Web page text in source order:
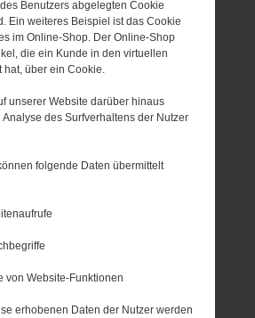
Benutzers abgelegten Cookie
Ein weiteres Beispiel ist das Cookie
im Online-Shop. Der Online-Shop
die ein Kunde in den virtuellen
hat, über ein Cookie.
unserer Website darüber hinaus
des Surfverhaltens der Nutzer
folgende Daten übermittelt
von Website-Funktionen
erhobenen Daten der Nutzer werden